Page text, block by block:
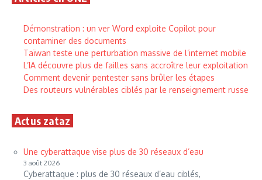
Démonstration : un ver Word exploite Copilot pour
contaminer des documents
Taïwan teste une perturbation massive de l’internet mobile
L’IA découvre plus de failles sans accroître leur exploitation
Comment devenir pentester sans brûler les étapes
Des routeurs vulnérables ciblés par le renseignement russe
Actus zataz
Une cyberattaque vise plus de 30 réseaux d’eau
3 août 2026
Cyberattaque : plus de 30 réseaux d’eau ciblés,